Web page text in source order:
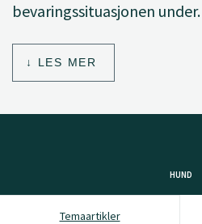
bevaringssituasjonen under.
LES MER
HUND
Temaartikler